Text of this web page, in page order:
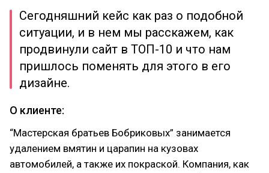
Сегодняшний кейс как раз о подобной
ситуации, и в нем мы расскажем, как
продвинули сайт в ТОП-10 и что нам
пришлось поменять для этого в его
дизайне.
О клиенте:
“Мастерская братьев Бобриковых” занимается
удалением вмятин и царапин на кузовах
автомобилей, а также их покраской. Компания, как